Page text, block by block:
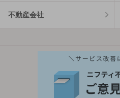
不動産会社